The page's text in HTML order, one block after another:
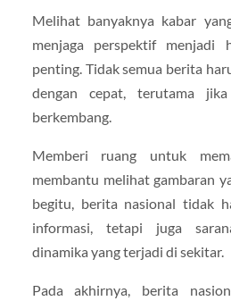
Melihat banyaknya kabar
menjaga perspektif menjadi
penting. Tidak semua berita
dengan cepat, terutama
berkembang.
Memberi ruang untuk
membantu melihat gambaran
begitu, berita nasional tidak
informasi, tetapi juga
dinamika yang terjadi di sekitar.
Pada akhirnya, berita